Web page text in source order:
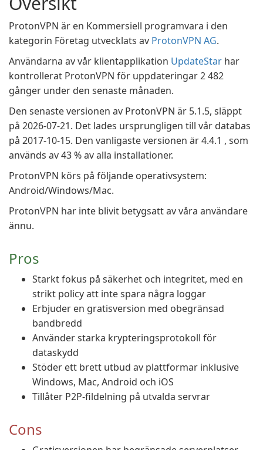
ProtonVPN är en Kommersiell programvara i den
kategorin Företag utvecklats av ProtonVPN AG.
Användarna av vår klientapplikation UpdateStar har
kontrollerat ProtonVPN för uppdateringar 2 482
gånger under den senaste månaden.
Den senaste versionen av ProtonVPN är 5.1.5, släppt
på 2026-07-21. Det lades ursprungligen till vår databas
på 2017-10-15. Den vanligaste versionen är 4.4.1 , som
används av 43 % av alla installationer.
ProtonVPN körs på följande operativsystem:
Android/Windows/Mac.
ProtonVPN har inte blivit betygsatt av våra användare
ännu.
Pros
Starkt fokus på säkerhet och integritet, med en
strikt policy att inte spara några loggar
Erbjuder en gratisversion med obegränsad
bandbredd
Använder starka krypteringsprotokoll för
dataskydd
Stöder ett brett utbud av plattformar inklusive
Windows, Mac, Android och iOS
Tillåter P2P-fildelning på utvalda servrar
Cons